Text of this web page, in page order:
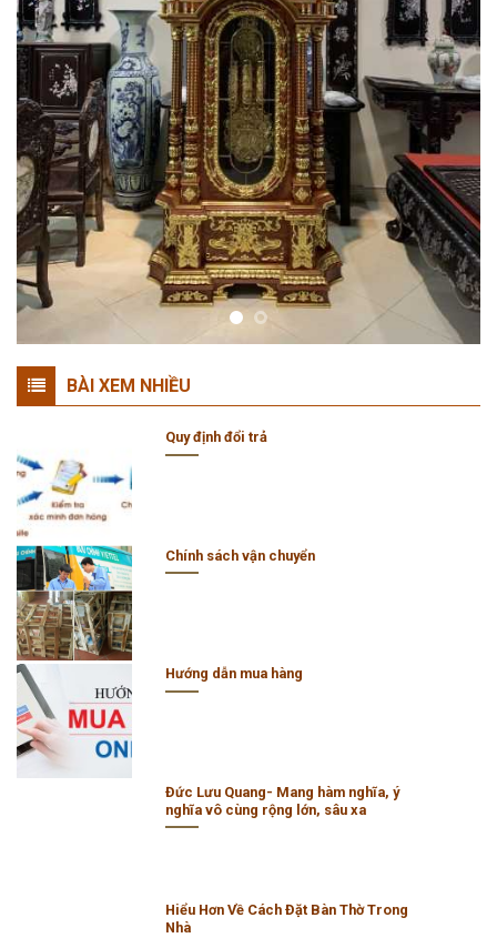
BÀI XEM NHIỀU
Quy định đổi trả
Chính sách vận chuyển
Hướng dẫn mua hàng
Đức Lưu Quang- Mang hàm nghĩa, ý
nghĩa vô cùng rộng lớn, sâu xa
Hiểu Hơn Về Cách Đặt Bàn Thờ Trong
Nhà